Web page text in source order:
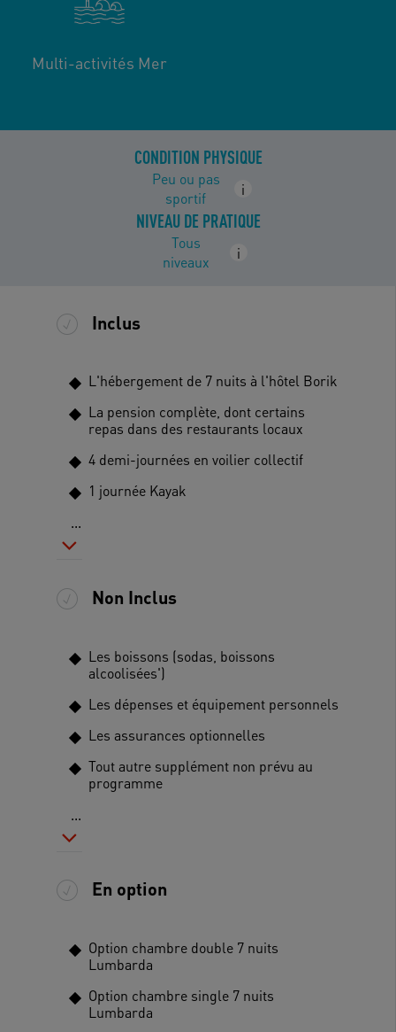
Multi-activités Mer
CONDITION PHYSIQUE
Peu ou pas
sportif
i
NIVEAU DE PRATIQUE
Tous
niveaux
i
Inclus
L'hébergement de 7 nuits à l'hôtel Borik
La pension complète, dont certains
repas dans des restaurants locaux
4 demi-journées en voilier collectif
1 journée Kayak
...
Non Inclus
Les boissons (sodas, boissons
alcoolisées')
Les dépenses et équipement personnels
Les assurances optionnelles
Tout autre supplément non prévu au
programme
...
En option
Option chambre double 7 nuits
Lumbarda
Option chambre single 7 nuits
Lumbarda